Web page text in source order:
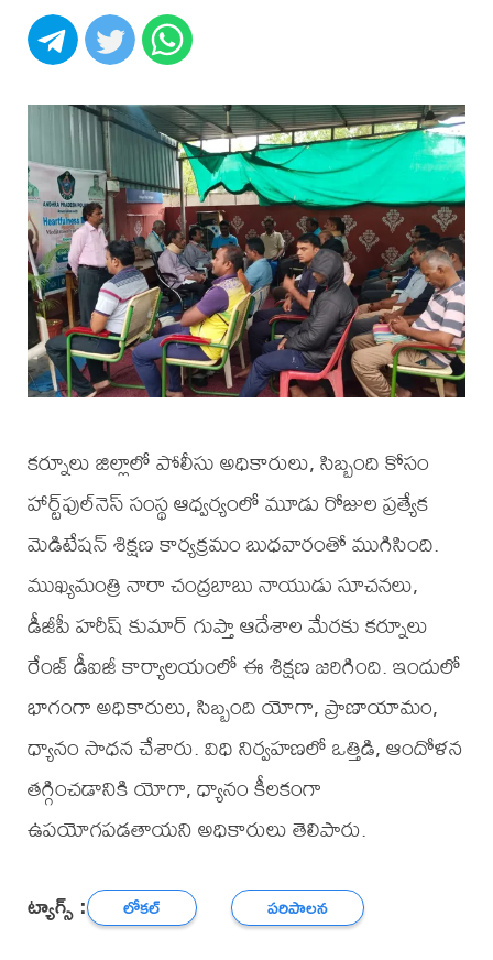
కర్నూలు జిల్లాలో పోలీసు అధికారులు, సిబ్బంది కోసం
హార్ట్‌ఫుల్‌నెస్ సంస్థ ఆధ్వర్యంలో మూడు రోజుల ప్రత్యేక
మెడిటేషన్ శిక్షణ కార్యక్రమం బుధవారంతో ముగిసింది.
ముఖ్యమంత్రి నారా చంద్రబాబు నాయుడు సూచనలు,
డీజీపీ హరీష్ కుమార్ గుప్తా ఆదేశాల మేరకు కర్నూలు
రేంజ్ డీఐజీ కార్యాలయంలో ఈ శిక్షణ జరిగింది. ఇందులో
భాగంగా అధికారులు, సిబ్బంది యోగా, ప్రాణాయామం,
ధ్యానం సాధన చేశారు. విధి నిర్వహణలో ఒత్తిడి, ఆందోళన
తగ్గించడానికి యోగా, ధ్యానం కీలకంగా
ఉపయోగపడతాయని అధికారులు తెలిపారు.
ట్యాగ్స్ : లోకల్ పరిపాలన